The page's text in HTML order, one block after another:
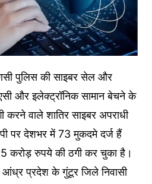
पुलिस की साइबर सेल और
और इलेक्ट्रॉनिक सामान बेचने के
करने वाले शातिर साइबर अपराधी
पर देशभर में 73 मुकदमे दर्ज हैं
करोड़ रुपये की ठगी कर चुका है।
आंध्र प्रदेश के गुंटूर जिले निवासी